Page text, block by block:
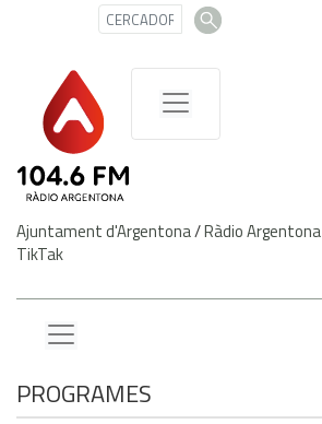
Ajuntament d'Argentona/Ràdio Argentona
TikTak
PROGRAMES